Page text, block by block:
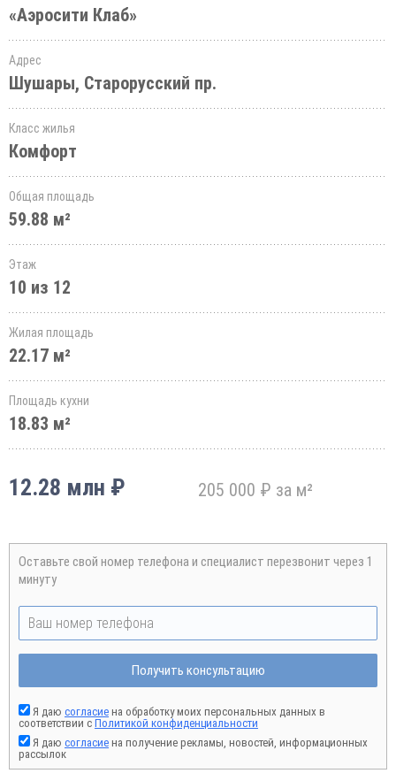
«Аэросити Клаб»
Адрес
Шушары, Старорусский пр.
Класс жилья
Комфорт
Общая площадь
59.88 м²
Этаж
10 из 12
Жилая площадь
22.17 м²
Площадь кухни
18.83 м²
12.28 млн ₽ 205 000 ₽ за м²
Оставьте свой номер телефона и специалист перезвонит через 1
минуту
Получить консультацию
Я даю согласие на обработку моих персональных данных в
соответствии с Политикой конфиденциальности
Я даю согласие на получение рекламы, новостей, информационных
рассылок